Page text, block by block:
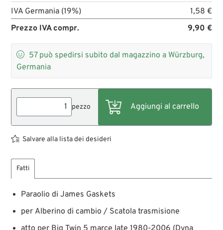
IVA Germania (19%)
1,58 €
Prezzo IVA compr.
9,90 €
 57 può spedirsi subito dal magazzino a Würzburg,
Germania
pezzo
Salvare alla lista dei desideri
Fatti
Paraolio di James Gaskets
per Alberino di cambio / Scatola trasmisione